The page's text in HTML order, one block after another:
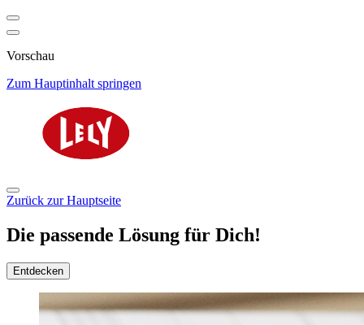
Vorschau
Zum Hauptinhalt springen
Zurück zur Hauptseite
Die passende Lösung für Dich!
Entdecken